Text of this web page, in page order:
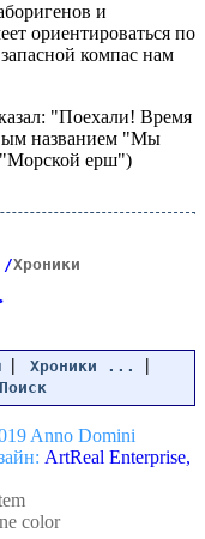
и
ориентироваться по
компас нам
"Поехали! Время
названием "Мы
"Морской ерш")
/Хроники
| Хроники ... |
Поиск
Anno Domini
ArtReal Enterprise,
color